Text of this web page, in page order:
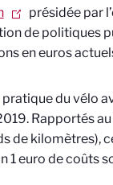
présidée par
de politiques
en euros
du vélo
Rapportés
de kilomètres),
euro de coûts